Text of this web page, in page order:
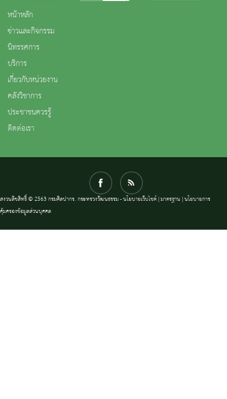
หน้าหลัก
ข่าวและกิจกรรม
นิทรรศการ
บริการ
เกี่ยวกับหน่วยงาน
คลังวิชาการ
ประชาชนควรรู้
ติดต่อเรา
สงวนลิขสิทธิ์ © 2563 กรมศิลปากร. กระทรวงวัฒนธรรม -นโยบายเว็บไซต์|มาตรฐาน |นโยบายการ
คุ้มครองข้อมูลส่วนบุคคล